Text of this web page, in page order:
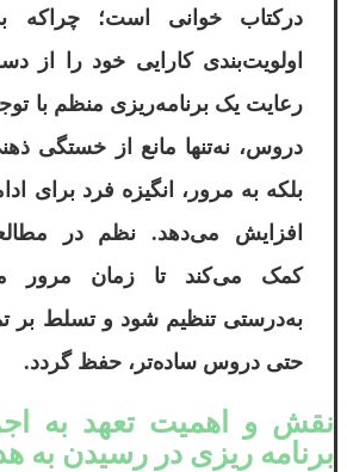
درکتاب خوانی است؛ چراکه
اولویت‌بندی کارایی خود را از
رعایت یک برنامه‌ریزی منظم با
دروس، نه‌تنها مانع از خستگی
بلکه به مرور، انگیزه فرد برای
افزایش می‌دهد. نظم در
کمک می‌کند تا زمان مرور
به‌درستی تنظیم شود و تسلط بر
حتی دروس ساده‌تر، حفظ گردد.
نقش و اهمیت تعهد به
برنامه ریزی در رسیدن به